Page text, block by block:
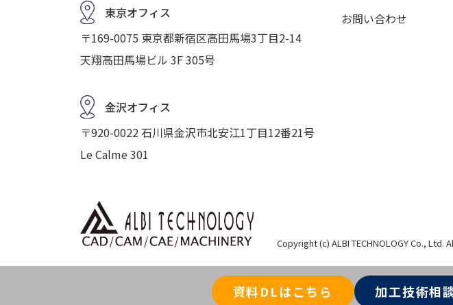
東京オフィス
〒169-0075 東京都新宿区高田馬場3丁目2-14
天翔高田馬場ビル 3F 305号
金沢オフィス
〒920-0022 石川県金沢市北安江1丁目12番21号
Le Calme 301
お問い合わせ
Copyright (c) ALBI TECHNOLOGY Co., Ltd.
資料DLはこちら 加工技術相